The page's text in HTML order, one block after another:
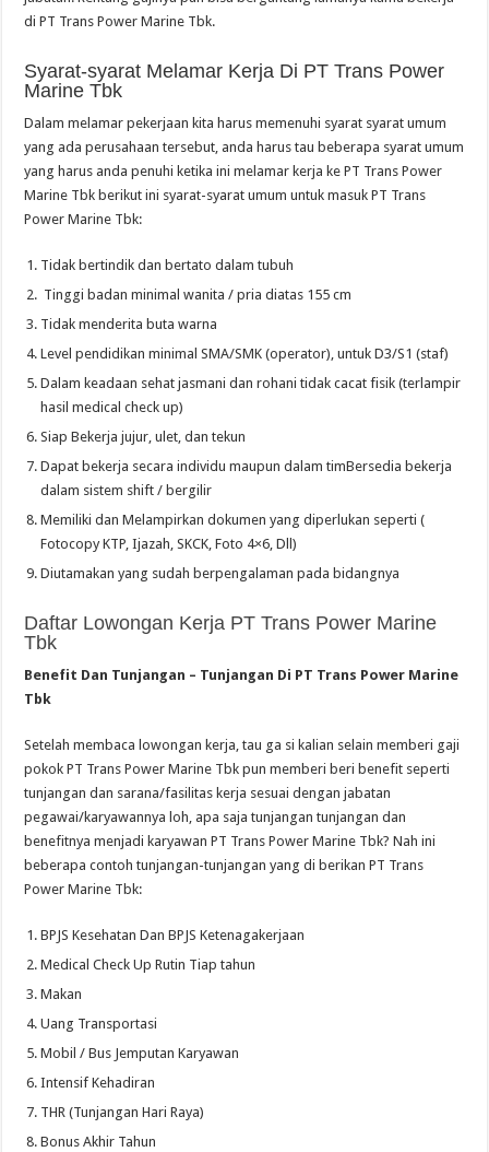
di PT Trans Power Marine Tbk.
Syarat-syarat Melamar Kerja Di PT Trans Power
Marine Tbk
Dalam melamar pekerjaan kita harus memenuhi syarat syarat umum
yang ada perusahaan tersebut, anda harus tau beberapa syarat umum
yang harus anda penuhi ketika ini melamar kerja ke PT Trans Power
Marine Tbk berikut ini syarat-syarat umum untuk masuk PT Trans
Power Marine Tbk:
Tidak bertindik dan bertato dalam tubuh
Tinggi badan minimal wanita / pria diatas 155 cm
Tidak menderita buta warna
Level pendidikan minimal SMA/SMK (operator), untuk D3/S1 (staf)
Dalam keadaan sehat jasmani dan rohani tidak cacat fisik (terlampir
hasil medical check up)
Siap Bekerja jujur, ulet, dan tekun
Dapat bekerja secara individu maupun dalam timBersedia bekerja
dalam sistem shift / bergilir
Memiliki dan Melampirkan dokumen yang diperlukan seperti (
Fotocopy KTP, Ijazah, SKCK, Foto 4×6, Dll)
Diutamakan yang sudah berpengalaman pada bidangnya
Daftar Lowongan Kerja PT Trans Power Marine
Tbk
Benefit Dan Tunjangan – Tunjangan Di PT Trans Power Marine
Tbk
Setelah membaca lowongan kerja, tau ga si kalian selain memberi gaji
pokok PT Trans Power Marine Tbk pun memberi beri benefit seperti
tunjangan dan sarana/fasilitas kerja sesuai dengan jabatan
pegawai/karyawannya loh, apa saja tunjangan tunjangan dan
benefitnya menjadi karyawan PT Trans Power Marine Tbk? Nah ini
beberapa contoh tunjangan-tunjangan yang di berikan PT Trans
Power Marine Tbk:
BPJS Kesehatan Dan BPJS Ketenagakerjaan
Medical Check Up Rutin Tiap tahun
Makan
Uang Transportasi
Mobil / Bus Jemputan Karyawan
Intensif Kehadiran
THR (Tunjangan Hari Raya)
Bonus Akhir Tahun